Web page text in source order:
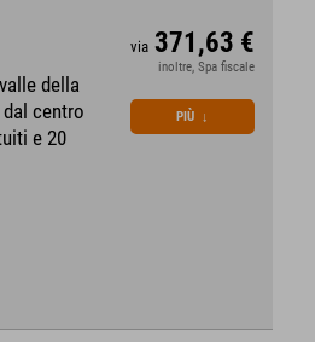
della
centro
e 20
via 371,63 €
inoltre, Spa fiscale
PIÙ ↓